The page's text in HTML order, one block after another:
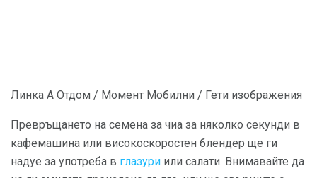
Линка А Отдом / Момент Мобилни / Гети изображения
Превръщането на семена за чиа за няколко секунди в
кафемашина или високоскоростен блендер ще ги
надуе за употреба в глазури или салати. Внимавайте да